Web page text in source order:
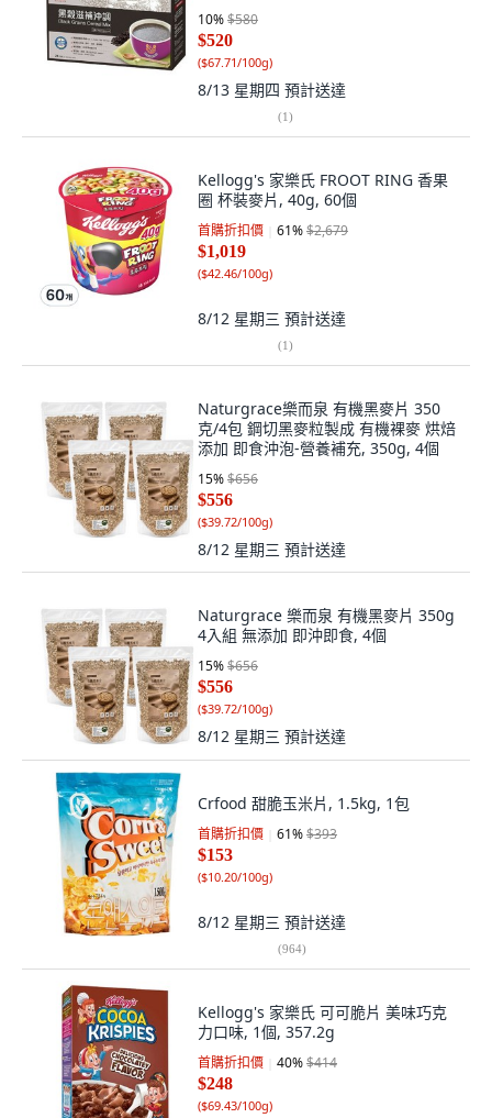
10%$580
$520
($67.71/100g)
8/13 星期四 預計送達
(1)
Kellogg's 家樂氏 FROOT RING 香果
圈 杯裝麥片, 40g, 60個
首購折扣價 61%$2,679
$1,019
($42.46/100g)
8/12 星期三 預計送達
(1)
Naturgrace樂而泉 有機黑麥片 350
克/4包 鋼切黑麥粒製成 有機裸麥 烘焙
添加 即食沖泡-營養補充, 350g, 4個
15%$656
$556
($39.72/100g)
8/12 星期三 預計送達
Naturgrace 樂而泉 有機黑麥片 350g
4入組 無添加 即沖即食, 4個
15%$656
$556
($39.72/100g)
8/12 星期三 預計送達
Crfood 甜脆玉米片, 1.5kg, 1包
首購折扣價 61%$393
$153
($10.20/100g)
8/12 星期三 預計送達
(964)
Kellogg's 家樂氏 可可脆片 美味巧克
力口味, 1個, 357.2g
首購折扣價 40%$414
$248
($69.43/100g)